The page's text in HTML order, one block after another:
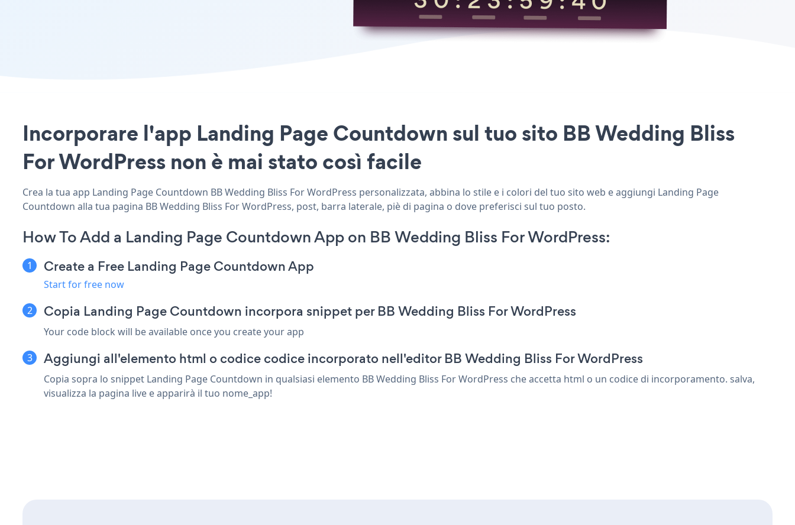
Incorporare l'app Landing Page Countdown sul tuo sito BB Wedding Bliss
For WordPress non è mai stato così facile
Crea la tua app Landing Page Countdown BB Wedding Bliss For WordPress personalizzata, abbina lo stile e i colori del tuo sito web e aggiungi Landing Page
Countdown alla tua pagina BB Wedding Bliss For WordPress, post, barra laterale, piè di pagina o dove preferisci sul tuo posto.
How To Add a Landing Page Countdown App on BB Wedding Bliss For WordPress:
Create a Free Landing Page Countdown App
Start for free now
Copia Landing Page Countdown incorpora snippet per BB Wedding Bliss For WordPress
Your code block will be available once you create your app
Aggiungi all'elemento html o codice codice incorporato nell'editor BB Wedding Bliss For WordPress
Copia sopra lo snippet Landing Page Countdown in qualsiasi elemento BB Wedding Bliss For WordPress che accetta html o un codice di incorporamento. salva,
visualizza la pagina live e apparirà il tuo nome_app!